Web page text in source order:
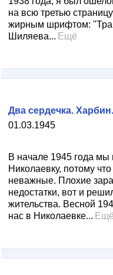
на всю третью
жирным шрифтом:
Шиляева... Ещё
01.03.1945
Два сердечка.
В начале 1945 года мы
Николаевку, потому
неважные. Плохие
недостатки, вот и
жительства. Весной
нас в Николаевке... Ещё